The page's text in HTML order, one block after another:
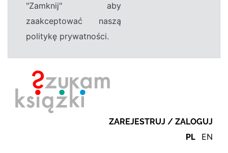
"Zamknij" aby
zaakceptować naszą
politykę prywatności.
ZAREJESTRUJ / ZALOGUJ
PL EN